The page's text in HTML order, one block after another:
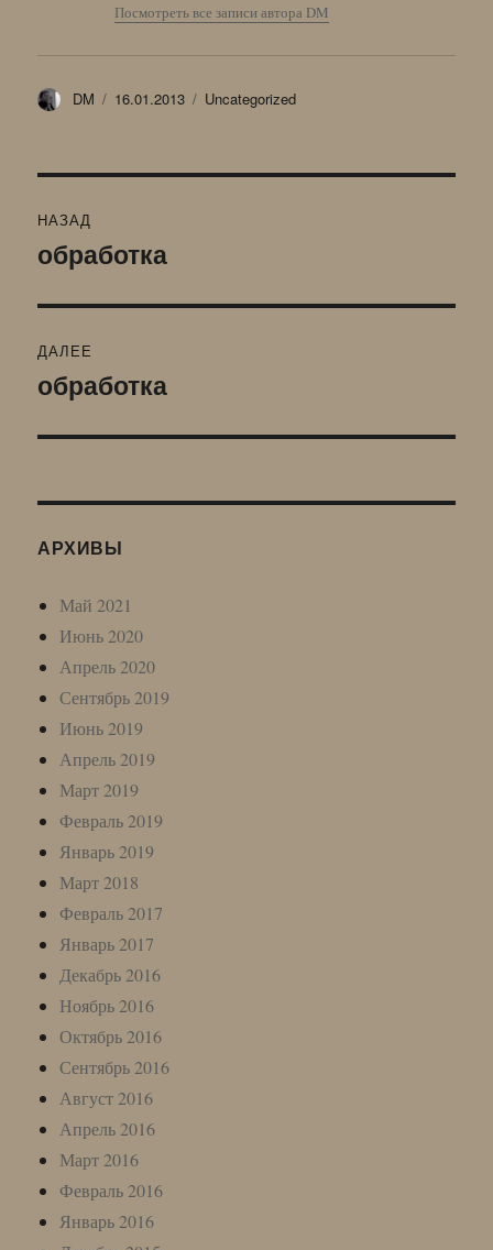
Посмотреть все записи автора DM
Автор
DM Опубликовано
16.01.2013 Рубрики
Uncategorized
по
НАЗАД
Предыдущая
обработка
ДАЛЕЕ
Следующая
обработка
АРХИВЫ
Май 2021
Июнь 2020
Апрель 2020
Сентябрь 2019
Июнь 2019
Апрель 2019
Март 2019
Февраль 2019
Январь 2019
Март 2018
Февраль 2017
Январь 2017
Декабрь 2016
Ноябрь 2016
Октябрь 2016
Сентябрь 2016
Август 2016
Апрель 2016
Март 2016
Февраль 2016
Январь 2016